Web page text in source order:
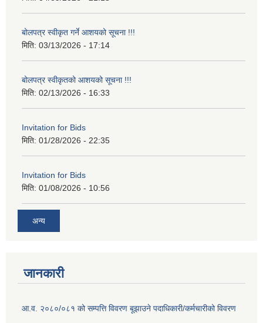
बोलपत्र स्वीकृत गर्ने आशयको सूचना !!!
मिति: 03/13/2026 - 17:14
बोलपत्र स्वीकृतको आशयको सूचना !!!
मिति: 02/13/2026 - 16:33
Invitation for Bids
मिति: 01/28/2026 - 22:35
Invitation for Bids
मिति: 01/08/2026 - 10:56
अन्य
जानकारी
आ.व. २०८०/०८१ को सम्पत्ति विवरण बूझाउने पदाधिकारी/कर्मचारीको विवरण